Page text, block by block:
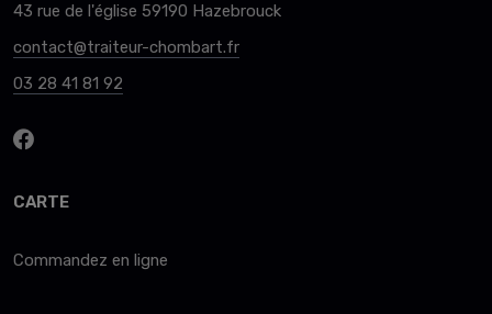
43 rue de l'église 59190 Hazebrouck
contact@traiteur-chombart.fr
03 28 41 81 92
CARTE
Commandez en ligne